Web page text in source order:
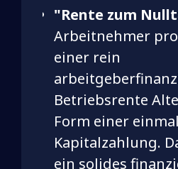
"Rente zum
Arbeitnehmer
einer rein
Betriebsrente
Form einer
Kapitalzahlung.
ein solides